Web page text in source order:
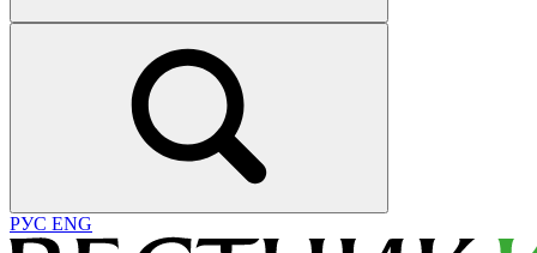
РУС ENG